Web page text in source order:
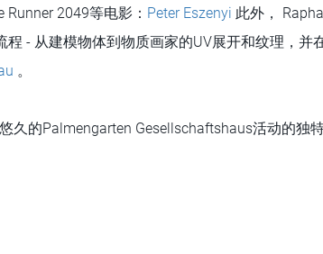
2049等电影： Peter Eszenyi 此外，
程 - 从建模物体到物质画家的UV展开和纹理，并
。
久的Palmengarten Gesellschaftshaus活动的独特